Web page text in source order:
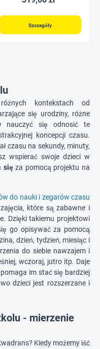
świetlnej
Szczegóły
kontekstach od
się urodziny, różne
nauczyć się odnosić te
koncepcji czasu.
czasu na sekundy, minuty,
wspierać swoje dzieci w
sięza pomocą projektu na
do nauki i zegarów czasu
które są zabawne i
Dzięki takiemu projektowi
go opisywać za pomocą
dzień, tydzień, miesiąc i
do siebie nawzajem i
wczoraj, jutro itp. Daje
im stać się bardziej
dzieci jest rozszerzane i
- mierzenie
Kiedy możemy iść